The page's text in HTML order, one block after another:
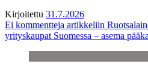
Kirjoitettu 31.7.2026
Ei kommentteja artikkeliin
yrityskaupat Suomessa – asema